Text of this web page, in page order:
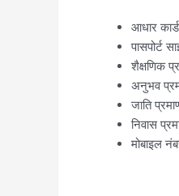
आधार कार्ड
पासपोर्ट
शैक्षणिक
अनुभव
जाति
निवास
मोबाइल